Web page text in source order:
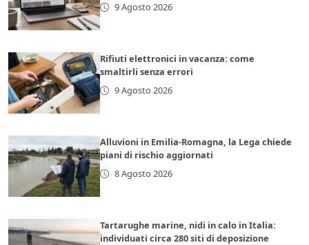
9 Agosto 2026
Rifiuti elettronici in vacanza: come
smaltirli senza errori
9 Agosto 2026
Alluvioni in Emilia-Romagna, la Lega chiede
piani di rischio aggiornati
8 Agosto 2026
Tartarughe marine, nidi in calo in Italia:
individuati circa 280 siti di deposizione